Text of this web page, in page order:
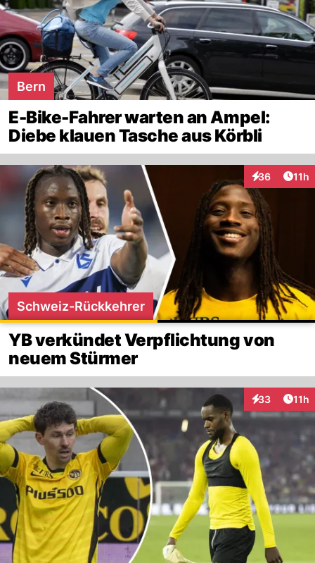
Bern
E-Bike-Fahrer warten an Ampel:
Diebe klauen Tasche aus Körbli
36
Interaktionen
11h
Schweiz-Rückkehrer
YB verkündet Verpflichtung von
neuem Stürmer
33
Interaktionen
11h